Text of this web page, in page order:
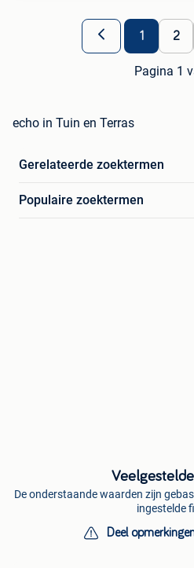
1 2
Pagina 1
echo in Tuin en Terras
Gerelateerde zoektermen
Populaire zoektermen
De onderstaande waarden zijn
ingestelde
Deel